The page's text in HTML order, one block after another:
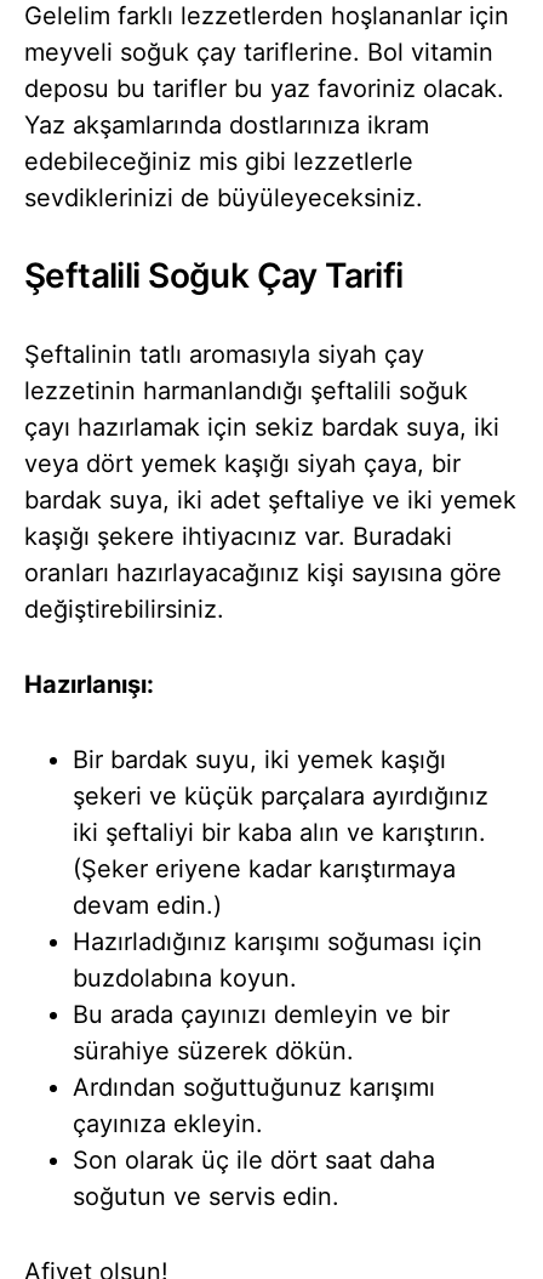
Gelelim farklı lezzetlerden hoşlananlar için
meyveli soğuk çay tariflerine. Bol vitamin
deposu bu tarifler bu yaz favoriniz olacak.
Yaz akşamlarında dostlarınıza ikram
edebileceğiniz mis gibi lezzetlerle
sevdiklerinizi de büyüleyeceksiniz.
Şeftalili Soğuk Çay Tarifi
Şeftalinin tatlı aromasıyla siyah çay
lezzetinin harmanlandığı şeftalili soğuk
çayı hazırlamak için sekiz bardak suya, iki
veya dört yemek kaşığı siyah çaya, bir
bardak suya, iki adet şeftaliye ve iki yemek
kaşığı şekere ihtiyacınız var. Buradaki
oranları hazırlayacağınız kişi sayısına göre
değiştirebilirsiniz.
Hazırlanışı:
Bir bardak suyu, iki yemek kaşığı
şekeri ve küçük parçalara ayırdığınız
iki şeftaliyi bir kaba alın ve karıştırın.
(Şeker eriyene kadar karıştırmaya
devam edin.)
Hazırladığınız karışımı soğuması için
buzdolabına koyun.
Bu arada çayınızı demleyin ve bir
sürahiye süzerek dökün.
Ardından soğuttuğunuz karışımı
çayınıza ekleyin.
Son olarak üç ile dört saat daha
soğutun ve servis edin.
Afiyet olsun!